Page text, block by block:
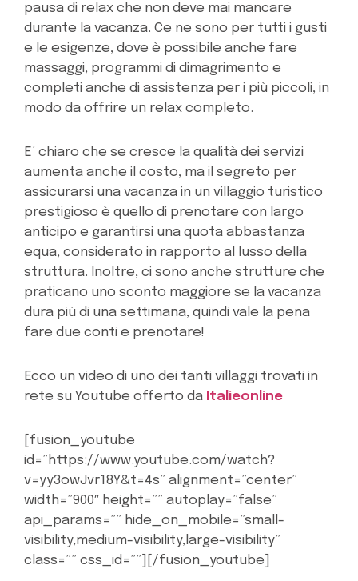
pausa di relax che non deve mai mancare
durante la vacanza. Ce ne sono per tutti i gusti
e le esigenze, dove è possibile anche fare
massaggi, programmi di dimagrimento e
completi anche di assistenza per i più piccoli, in
modo da offrire un relax completo.
E’ chiaro che se cresce la qualità dei servizi
aumenta anche il costo, ma il segreto per
assicurarsi una vacanza in un villaggio turistico
prestigioso è quello di prenotare con largo
anticipo e garantirsi una quota abbastanza
equa, considerato in rapporto al lusso della
struttura. Inoltre, ci sono anche strutture che
praticano uno sconto maggiore se la vacanza
dura più di una settimana, quindi vale la pena
fare due conti e prenotare!
Ecco un video di uno dei tanti villaggi trovati in
rete su Youtube offerto da Italieonline
[fusion_youtube
id=”https://www.youtube.com/watch?
v=yy3owJvr18Y&t=4s” alignment=”center”
width=”900″ height=”” autoplay=”false”
api_params=”” hide_on_mobile=”small-
visibility,medium-visibility,large-visibility”
class=”” css_id=””][/fusion_youtube]